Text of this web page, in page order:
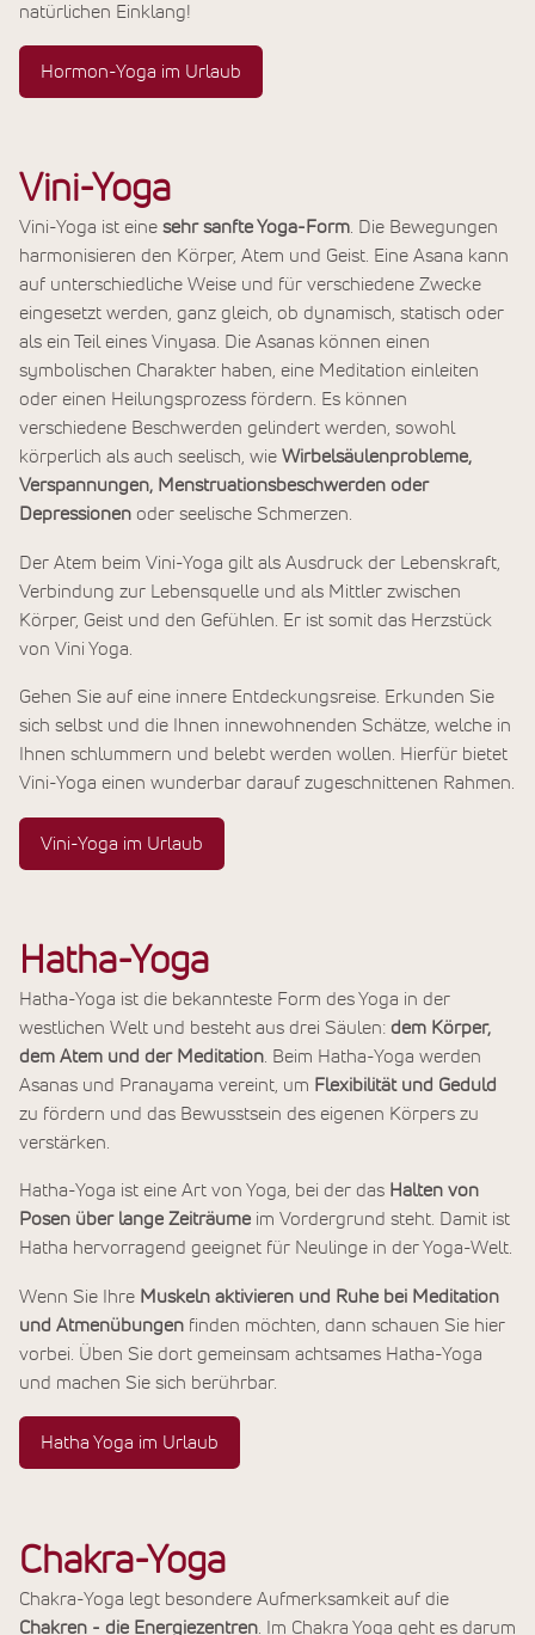
natürlichen Einklang!
Hormon-Yoga im Urlaub
Vini-Yoga
Vini-Yoga ist eine sehr sanfte Yoga-Form. Die Bewegungen
harmonisieren den Körper, Atem und Geist. Eine Asana kann
auf unterschiedliche Weise und für verschiedene Zwecke
eingesetzt werden, ganz gleich, ob dynamisch, statisch oder
als ein Teil eines Vinyasa. Die Asanas können einen
symbolischen Charakter haben, eine Meditation einleiten
oder einen Heilungsprozess fördern. Es können
verschiedene Beschwerden gelindert werden, sowohl
körperlich als auch seelisch, wie Wirbelsäulenprobleme,
Verspannungen, Menstruationsbeschwerden oder
Depressionen oder seelische Schmerzen.
Der Atem beim Vini-Yoga gilt als Ausdruck der Lebenskraft,
Verbindung zur Lebensquelle und als Mittler zwischen
Körper, Geist und den Gefühlen. Er ist somit das Herzstück
von Vini Yoga.
Gehen Sie auf eine innere Entdeckungsreise. Erkunden Sie
sich selbst und die Ihnen innewohnenden Schätze, welche in
Ihnen schlummern und belebt werden wollen. Hierfür bietet
Vini-Yoga einen wunderbar darauf zugeschnittenen Rahmen.
Vini-Yoga im Urlaub
Hatha-Yoga
Hatha-Yoga ist die bekannteste Form des Yoga in der
westlichen Welt und besteht aus drei Säulen: dem Körper,
dem Atem und der Meditation . Beim Hatha-Yoga werden
Asanas und Pranayama vereint, um Flexibilität und Geduld
zu fördern und das Bewusstsein des eigenen Körpers zu
verstärken.
Hatha-Yoga ist eine Art von Yoga, bei der das Halten von
Posen über lange Zeiträume im Vordergrund steht. Damit ist
Hatha hervorragend geeignet für Neulinge in der Yoga-Welt.
Wenn Sie Ihre Muskeln aktivieren und Ruhe bei Meditation
und Atmenübungen finden möchten, dann schauen Sie hier
vorbei. Üben Sie dort gemeinsam achtsames Hatha-Yoga
und machen Sie sich berührbar.
Hatha Yoga im Urlaub
Chakra-Yoga
Chakra-Yoga legt besondere Aufmerksamkeit auf die
Chakren - die Energiezentren . Im Chakra Yoga geht es darum